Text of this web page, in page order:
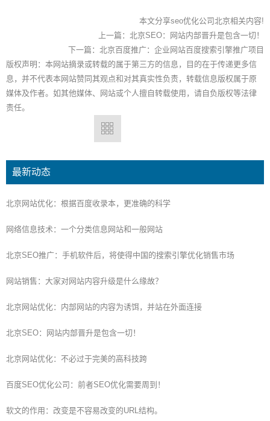
本文分享seo优化公司北京相关内容!
上一篇： 北京SEO：网站内部晋升是包含一切！
下一篇： 北京百度推广：企业网站百度搜索引擎推广项目
版权声明：本网站摘录或转载的属于第三方的信息，目的在于传递更多信
息，并不代表本网站赞同其观点和对其真实性负责，转载信息版权属于原
媒体及作者。如其他媒体、网站或个人擅自转载使用，请自负版权等法律
责任。
最新动态
北京网站优化：根据百度收录本，更准确的科学
网络信息技术：一个分类信息网站和一般网站
北京SEO推广：手机软件后，将使得中国的搜索引擎优化销售市场
网站销售：大家对网站内容升级是什么缘故？
北京网站优化：内部网站的内容为诱饵，并站在外面连接
北京SEO：网站内部晋升是包含一切！
北京网站优化：不必过于完美的高科技跨
百度SEO优化公司：前者SEO优化需要周到！
软文的作用：改变是不容易改变的URL结构。